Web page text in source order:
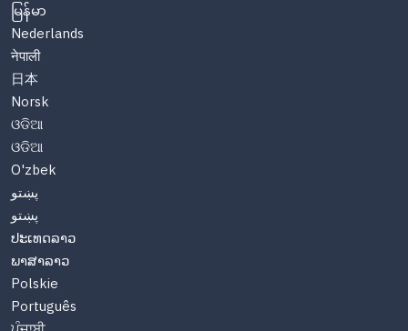
မြန်မာ
Nederlands
नेपाली
日本
Norsk
ଓଡିଆ
ଓଡିଆ
O'zbek
پښتو
پښتو
ປະເທດລາວ
ພາສາລາວ
Polskie
Português